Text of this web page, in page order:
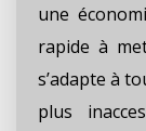
une
rapide à
s’adapte à
plus